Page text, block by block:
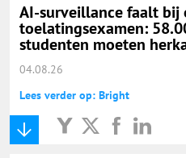
AI-surveillance faalt bij
toelatingsexamen:
studenten moeten
04.08.26
Lees verder op: Bright